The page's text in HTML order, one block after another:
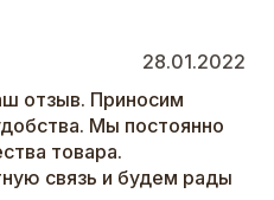
28.01.2022
отзыв. Приносим
Мы постоянно
товара.
связь и будем рады